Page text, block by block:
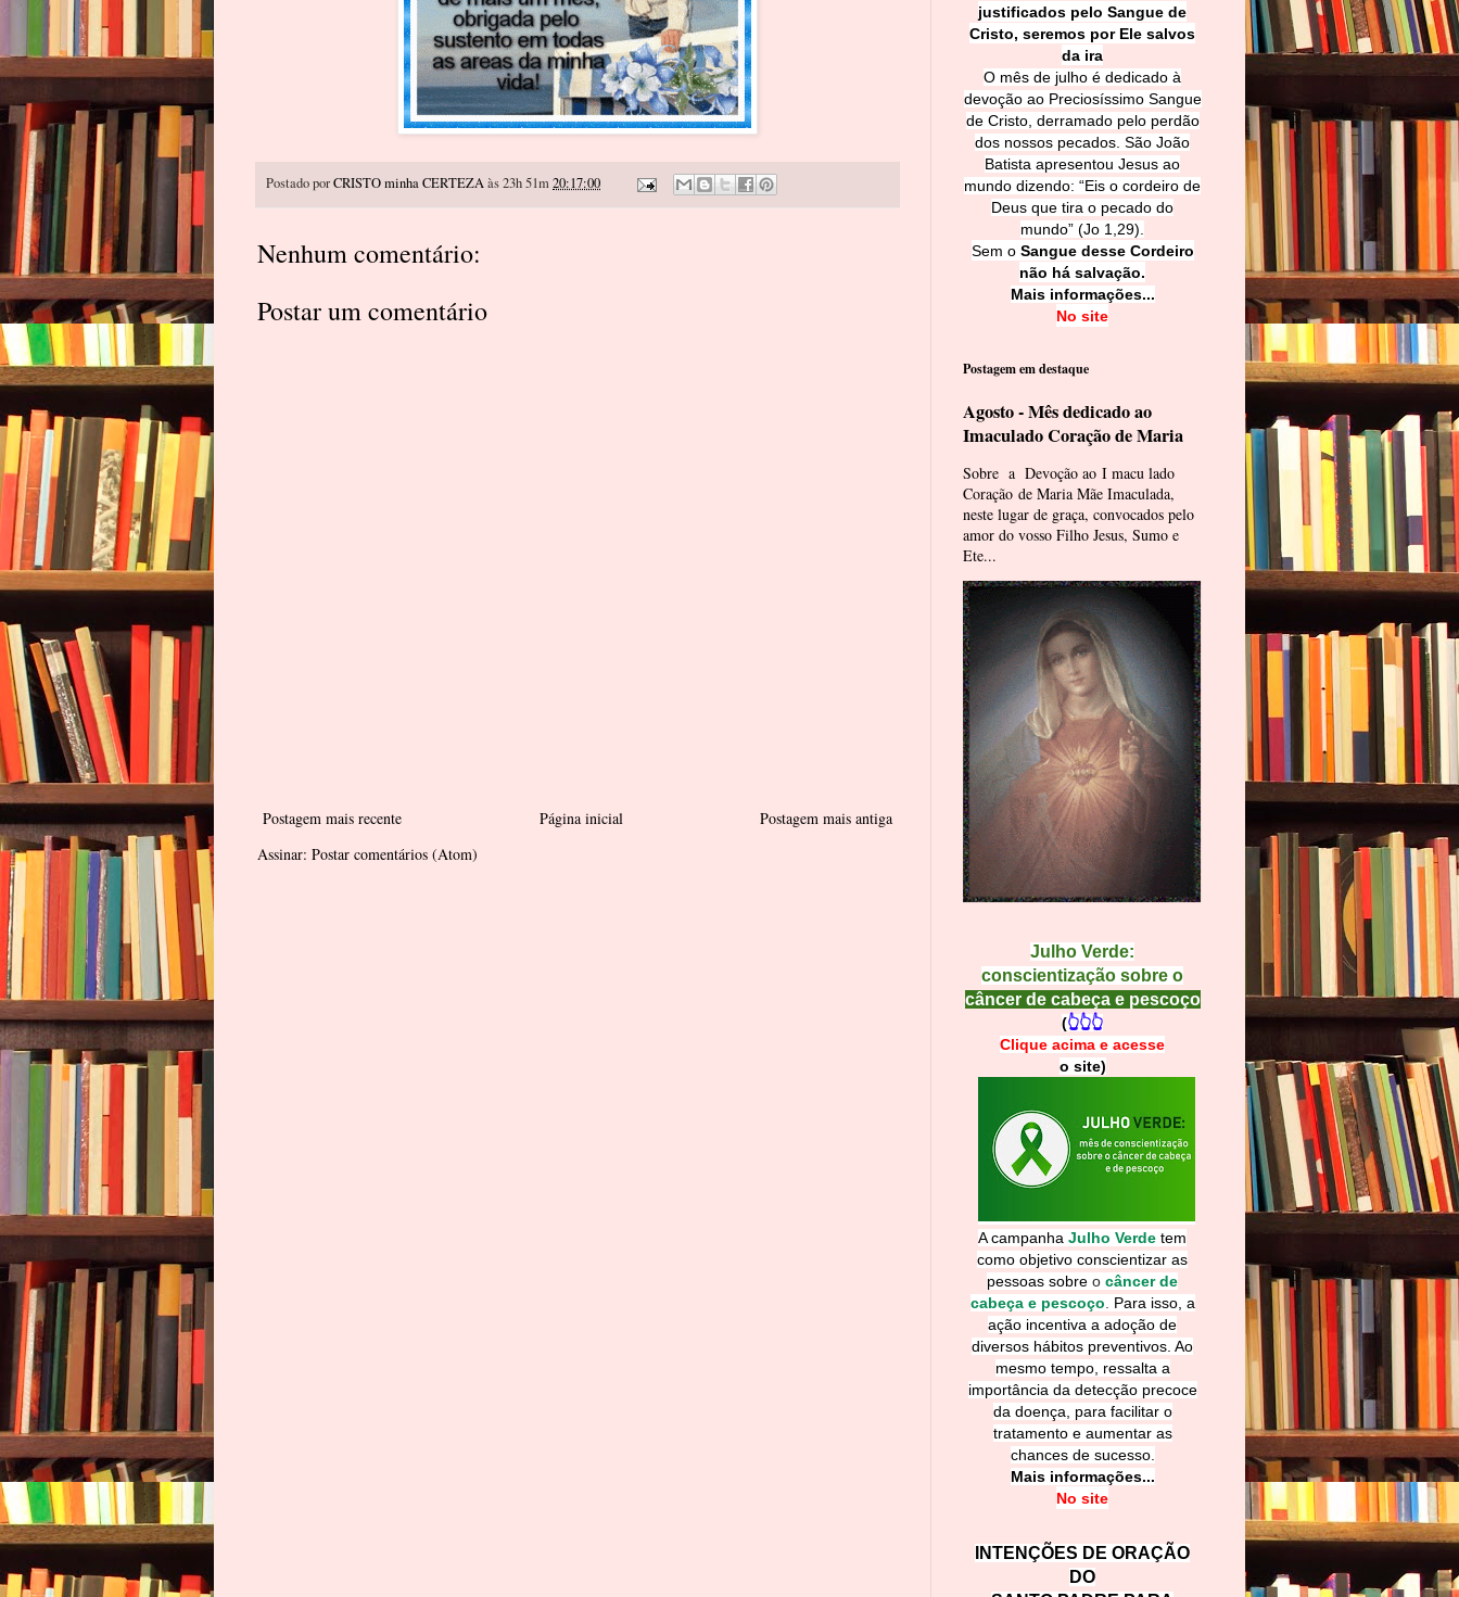
Postado porCRISTO minha CERTEZAàs 23h 51m20:17:00
Nenhum comentário:
Postar um comentário
Postagem mais recente Postagem mais antiga
Página inicial
Assinar: Postar comentários (Atom)
justificados pelo Sangue de
Cristo, seremos por Ele salvos
da ira
O mês de julho é dedicado à
devoção ao Preciosíssimo Sangue
de Cristo, derramado pelo perdão
dos nossos pecados. São João
Batista apresentou Jesus ao
mundo dizendo: “Eis o cordeiro de
Deus que tira o pecado do
mundo” (Jo 1,29).
Sem o Sangue desse Cordeiro
não há salvação.
Mais informações...
No site
Postagem em destaque
Agosto - Mês dedicado ao
Imaculado Coração de Maria
Sobre a Devoção ao I macu lado
Coração de Maria Mãe Imaculada,
neste lugar de graça, convocados pelo
amor do vosso Filho Jesus, Sumo e
Ete...
Julho Verde:
conscientização sobre o
câncer de cabeça e pescoço
(👆👆👆
Clique acima e acesse
o site)
A campanha Julho Verde tem
como objetivo conscientizar as
pessoas sobre o câncer de
cabeça e pescoço
Para isso, a
ação incentiva a adoção de
diversos hábitos preventivos. Ao
mesmo tempo, ressalta a
importância da detecção precoce
da doença, para facilitar o
tratamento e aumentar as
chances de sucesso.
Mais informações...
No site
INTENÇÕES DE ORAÇÃO
DO